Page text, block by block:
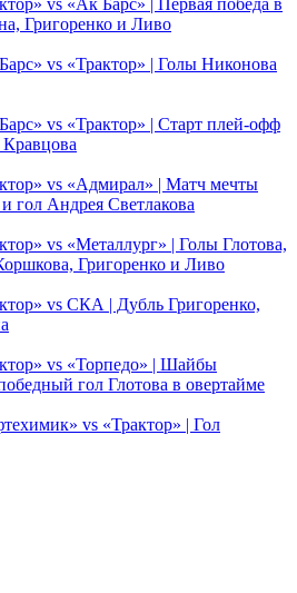
Григоренко и Ливо
vs «Трактор» | Голы Никонова
vs «Трактор» | Старт плей-офф
vs «Адмирал» | Матч мечты
гол Андрея Светлакова
vs «Металлург» | Голы Глотова,
Григоренко и Ливо
vs СКА | Дубль Григоренко,
vs «Торпедо» | Шайбы
гол Глотова в овертайме
vs «Трактор» | Гол